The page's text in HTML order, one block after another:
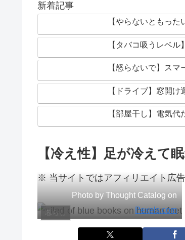
新着記事
【やらないともっ
【タバコ吸うレベル
【怒らないで】スマ
【ドライブ】窓開
【部屋干し】電気代
【冷え性】足が冷えて
※ 当サイトではアフィリエイト広
暮らし
Photo by Thought Catalog on
Pexels.com